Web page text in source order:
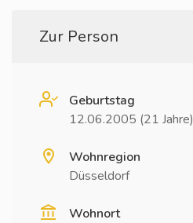
Zur Person
Geburtstag
12.06.2005 (21 Jahre)
Wohnregion
Düsseldorf
Wohnort